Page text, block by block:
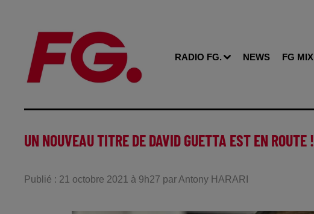
RADIO FG. NEWS FG MIX
UN NOUVEAU TITRE DE DAVID GUETTA EST EN ROUTE !
Publié : 21 octobre 2021 à 9h27 par Antony HARARI